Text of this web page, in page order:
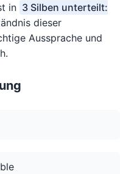
in 3 Silben unterteilt:
dieser
Aussprache und